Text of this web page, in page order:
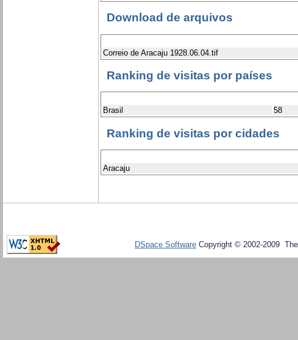
Download de arquivos
Correio de Aracaju 1928.06.04.tif
Ranking de visitas por países
Brasil
58
Ranking de visitas por cidades
Aracaju
DSpace Software Copyright © 2002-2009